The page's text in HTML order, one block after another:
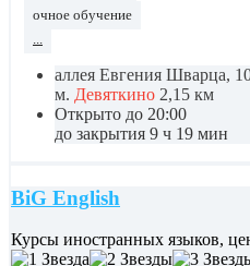
очное обучение
аллея Евгения Шварца,
м. Девяткино 2,15 км
Открыто до 20:00
до закрытия 9 ч 19 мин
BiG English
Курсы иностранных языков,